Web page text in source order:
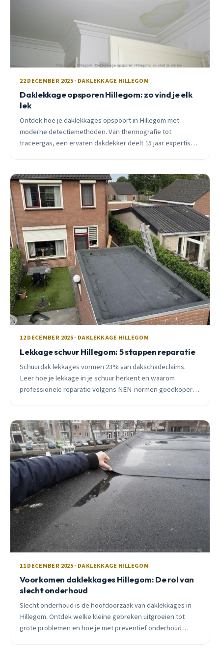
22 DECEMBER 2025 · DAKLEKKAGE HILLEGOM
Daklekkage opsporen Hillegom: zo vind je elk
lek
Ontdek hoe je daklekkages opspoort in Hillegom met
moderne detectiemethoden. Van thermografie tot
traceergas, een ervaren dakdekker deelt 15 jaar expertise
12 DECEMBER 2025 · DAKLEKKAGE HILLEGOM
Lekkage schuur Hillegom: 5 stappen reparatie
Schuurdak lekkages vormen 23% van dakschadeclaims.
Leer hoe je lekkage in je schuur herkent en waarom
professionele reparatie volgens NEN-normen goedkoper
11 DECEMBER 2025 · DAKLEKKAGE HILLEGOM
Voorkomen daklekkages Hillegom: De rol van
slecht onderhoud
Slecht onderhoud is de hoofdoorzaak van daklekkages in
Hillegom. Ontdek welke kleine gebreken uitgroeien tot
grote problemen en hoe je met preventief onderhoud